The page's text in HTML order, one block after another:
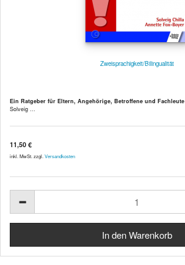
Zweisprachigkeit/Bilingualität
Ein Ratgeber für Eltern, Angehörige, Betroffene und Fachleute
Solveig ...
11,50 €
inkl. MwSt. zzgl. Versandkosten